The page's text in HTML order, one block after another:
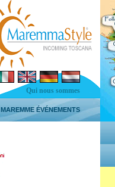
Qui nous sommes
MAREMME ÉVÉNEMENTS